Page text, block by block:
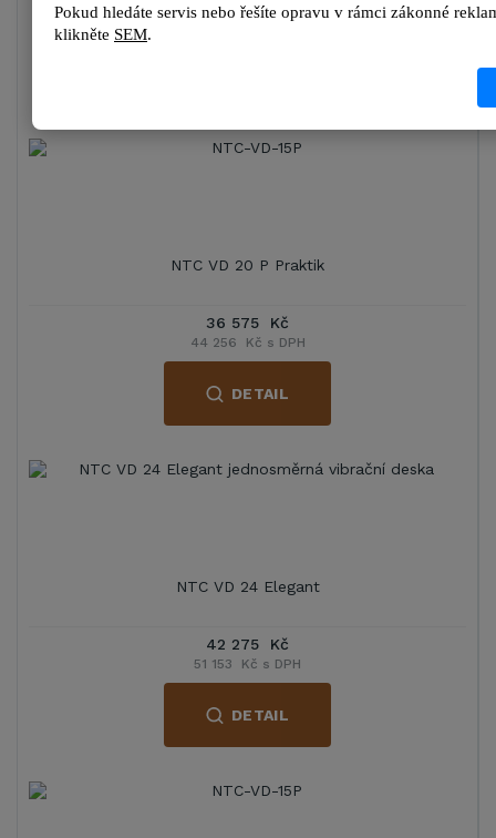
50 003 Kč s DPH
NTC VD 20 P Praktik
36 575 Kč
44 256 Kč s DPH
DETAIL
NTC VD 24 Elegant
42 275 Kč
51 153 Kč s DPH
DETAIL
Pokud hledáte servis nebo řešíte opravu v rámci zákonné
klikněte SEM.